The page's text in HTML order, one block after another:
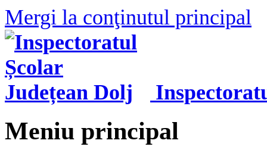
Mergi la conţinutul principal
Meniu principal